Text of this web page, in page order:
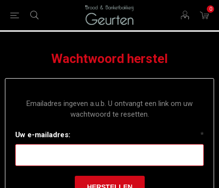
0
Wachtwoord herstel
Emailadres ingeven a.u.b. U ontvangt een link om uw
wachtwoord te resetten.
Uw e-mailadres: *